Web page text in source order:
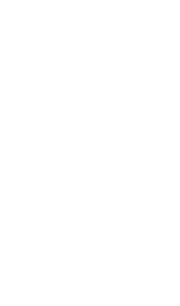
kwiatowym